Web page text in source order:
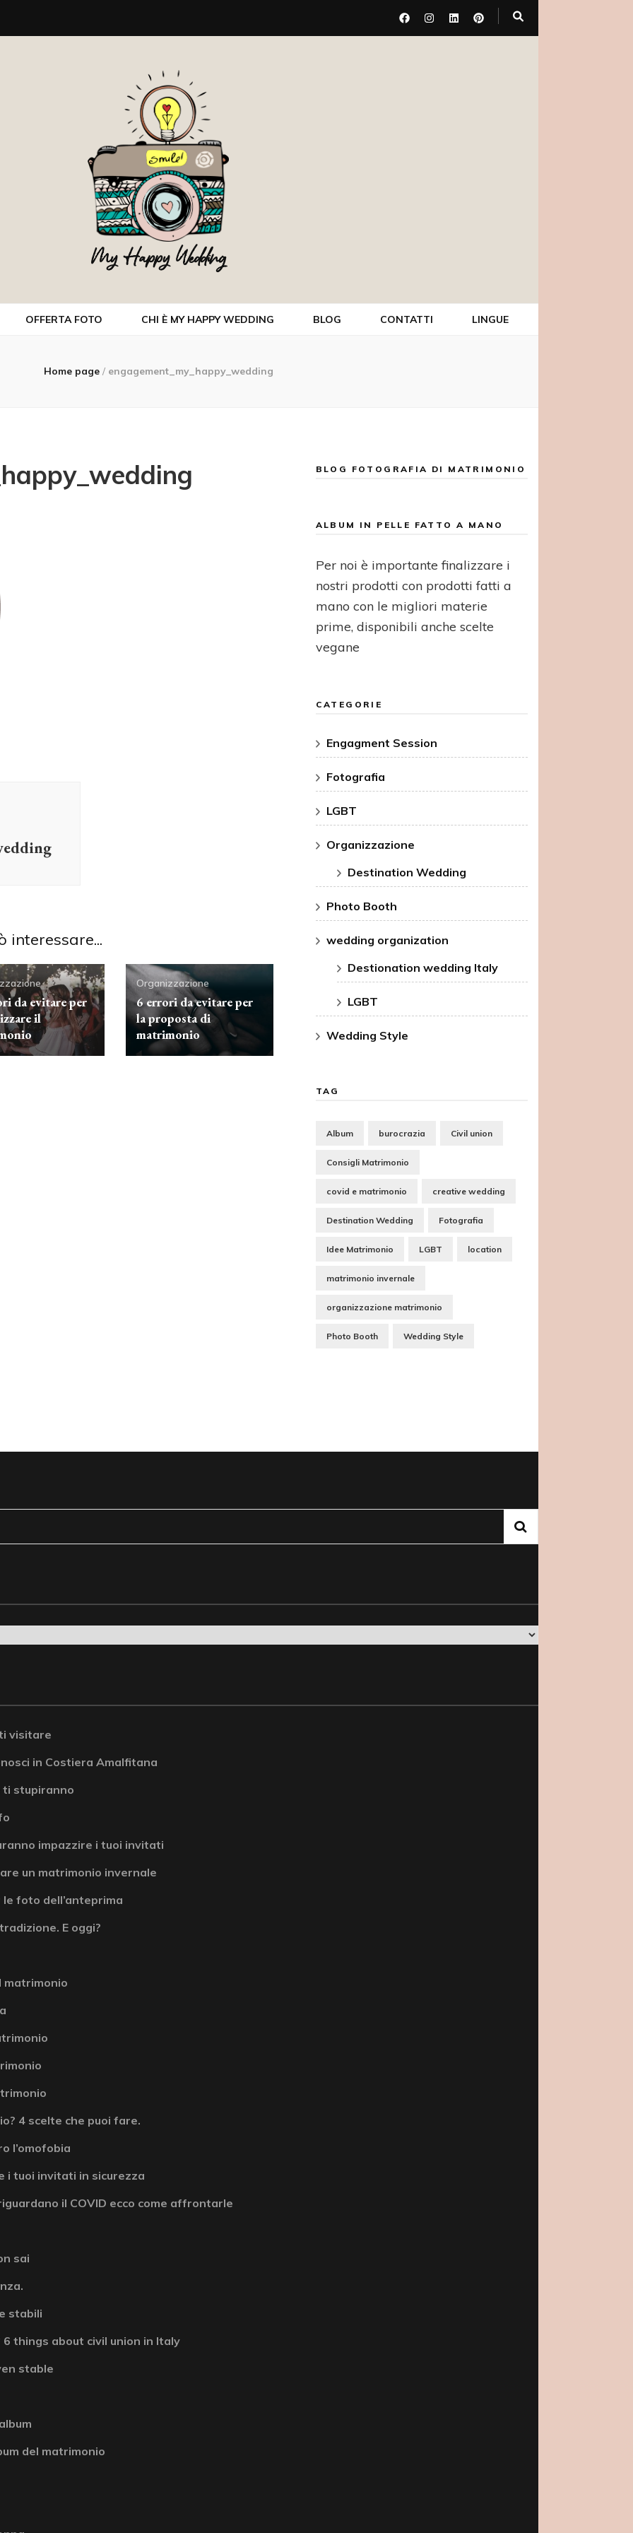
My Happy Wedding
OFFERTA FOTO CHI È MY HAPPY WEDDING BLOG CONTATTI LINGUE
Home page / engagement_my_happy_wedding
interessare...
da evitare per
il
Organizzazione
6 errori da evitare per
la proposta di
matrimonio
BLOG FOTOGRAFIA DI MATRIMONIO
ALBUM IN PELLE FATTO A MANO
Per noi è importante finalizzare i
nostri prodotti con prodotti fatti a
mano con le migliori materie
prime, disponibili anche scelte
vegane
CATEGORIE
Engagment Session
Fotografia
LGBT
Organizzazione
Destination Wedding
Photo Booth
wedding organization
Destionation wedding Italy
LGBT
Wedding Style
TAG
Album burocrazia Civil union
Consigli Matrimonio
covid e matrimonio creative wedding
Destination Wedding Fotografia
Idee Matrimonio LGBT location
matrimonio invernale
organizzazione matrimonio
Photo Booth Wedding Style
visitare
in Costiera Amalfitana
ti stupiranno
impazzire i tuoi invitati
un matrimonio invernale
foto dell’anteprima
E oggi?
matrimonio
4 scelte che puoi fare.
l’omofobia
i tuoi invitati in sicurezza
il COVID ecco come affrontarle
sai
stabili
things about civil union in Italy
stable
del matrimonio